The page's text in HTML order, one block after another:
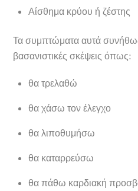
Αίσθημα κρύου ή ζέστης
Τα συμπτώματα αυτά
βασανιστικές σκέψεις όπως:
θα τρελαθώ
θα χάσω τον έλεγχο
θα λιποθυμήσω
θα καταρρεύσω
θα πάθω καρδιακή